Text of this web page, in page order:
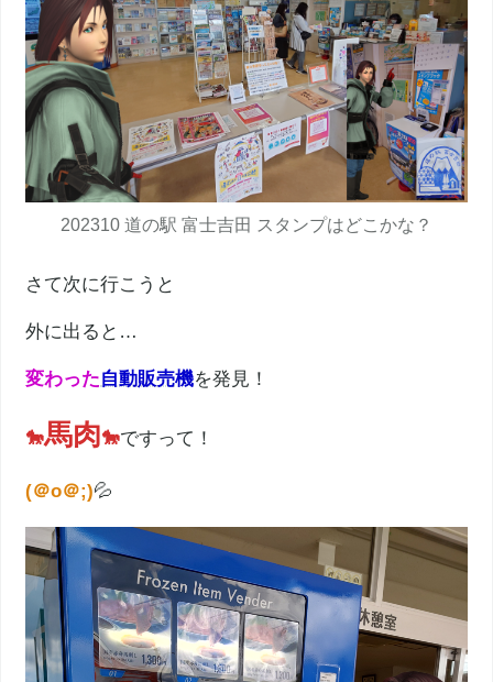
202310 道の駅 富士吉田 スタンプはどこかな？
さて次に行こうと
外に出ると…
変わった自動販売機を発見！
🐎馬肉🐎ですって！
(＠o＠;)💦